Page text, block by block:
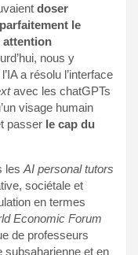
doser
le
attention
nous y
a résolu l’interface
avec les chatGPTs
visage humain
passer le cap du
les AI personal tutors
sociétale et
en termes
Economic Forum
de professeurs
subsaharienne et en